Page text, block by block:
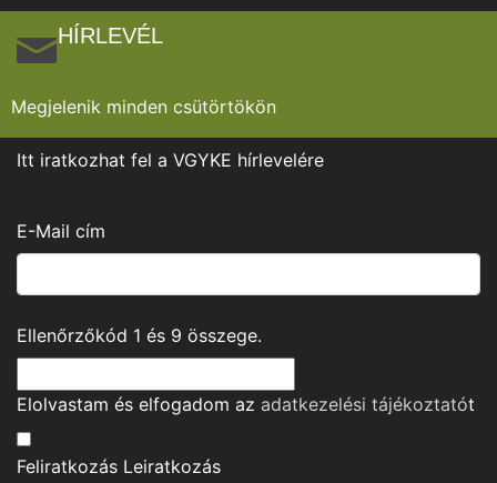
HÍRLEVÉL
Megjelenik minden csütörtökön
Itt iratkozhat fel a VGYKE hírlevelére
E-Mail cím
Ellenőrzőkód 1 és 9 összege.
Elolvastam és elfogadom az adatkezelési tájékoztatót
Feliratkozás Leiratkozás